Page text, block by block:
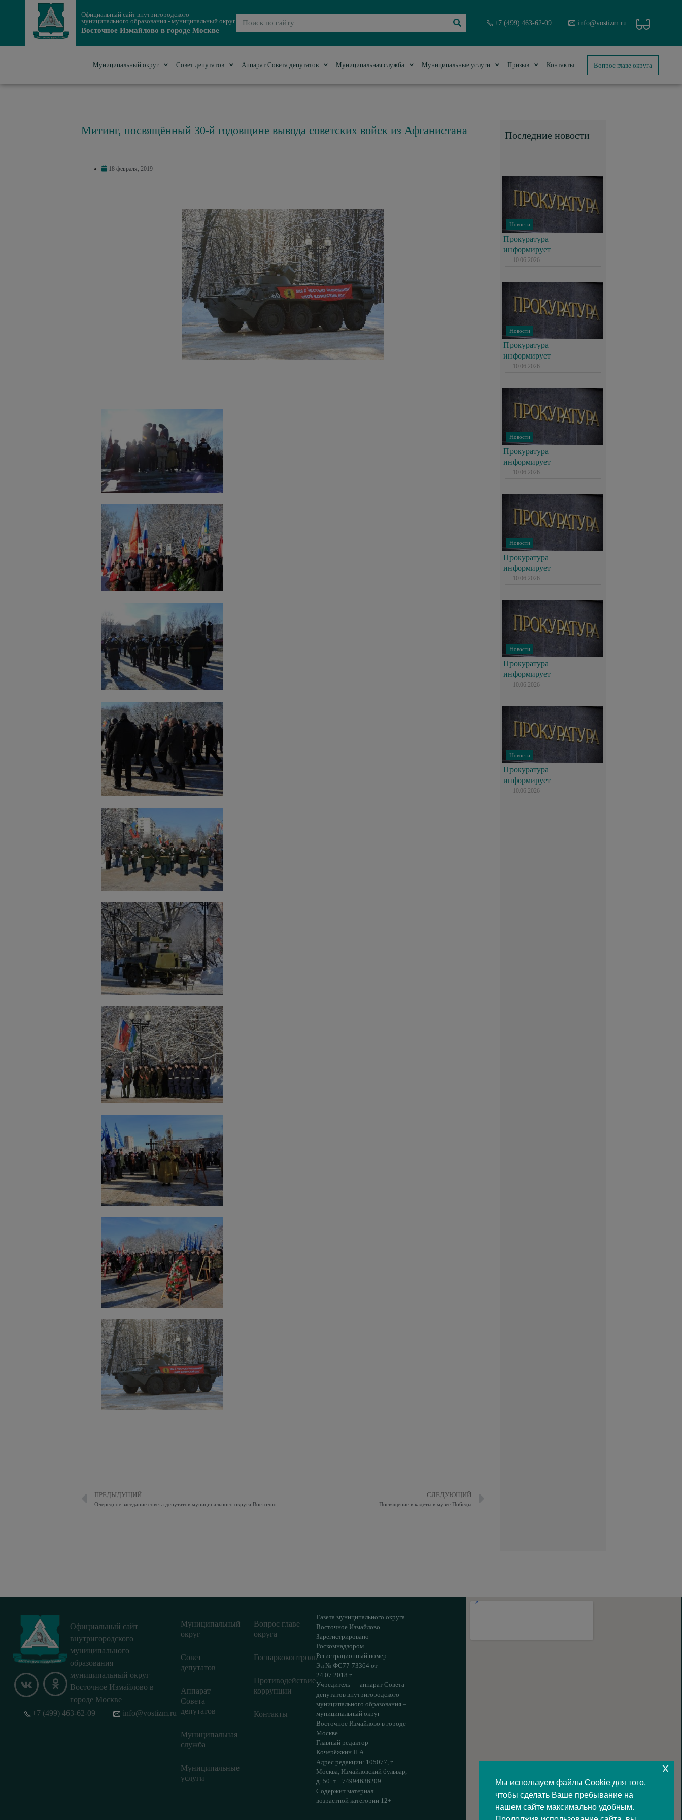
Официальный сайт внутригородского
муниципального образования - муниципальный округ
Восточное Измайлово в городе Москве
+7 (499) 463-62-09 info@vostizm.ru
Муниципальный округ Совет депутатов Аппарат Совета депутатов Муниципальная служба Муниципальные услуги Призыв Контакты Вопрос главе округа
Митинг, посвящённый 30-й годовщине вывода советских войск из Афганистана
18 февраля, 2019
ПРЕДЫДУЩИЙ СЛЕДУЮЩИЙ
Посвящение в кадеты в музее Победы
Последние новости
Новости
Прокуратура
информирует
10.06.2026
Новости
Прокуратура
информирует
10.06.2026
Новости
Прокуратура
информирует
10.06.2026
Новости
Прокуратура
информирует
10.06.2026
Новости
Прокуратура
информирует
10.06.2026
Новости
Прокуратура
информирует
10.06.2026
Официальный сайт
внутригородского
муниципального
образования –
муниципальный округ
Восточное Измайлово в
городе Москве
Муниципальный
округ
Совет
депутатов
Аппарат
Совета
депутатов
Муниципальная
служба
Муниципальные
услуги
Вопрос главе
округа
Госнаркоконтроль
Противодействие
коррупции
Контакты
Газета муниципального округа
Восточное Измайлово.
Зарегистрировано
Роскомнадзором.
Регистрационный номер
Эл № ФС77-73364 от
24.07.2018 г.
Учредитель — аппарат Совета
депутатов внутригородского
муниципального образования –
муниципальный округ
Восточное Измайлово в городе
Москве.
Главный редактор —
Кочерёжкин Н.А.
Адрес редакции: 105077, г.
Москва, Измайловский бульвар,
д. 50. т. +74994636209
Содержит материал
возрастной категории 12+
+7 (499) 463-62-09 info@vostizm.ru
Мы используем файлы Cookie для того,
чтобы сделать Ваше пребывание на
нашем сайте максимально удобным.
x